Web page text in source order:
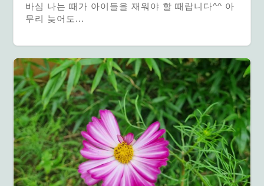
바심 나는 때가 아이들을 재워야 할 때랍니다^^ 아
무리 늦어도...